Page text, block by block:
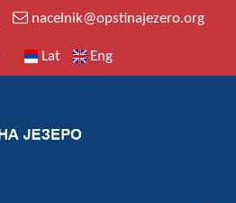
nacelnik@opstinajezero.org
Lat Eng